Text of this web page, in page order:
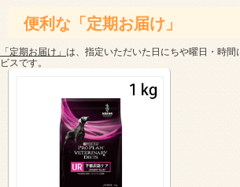
便利な「定期お届け」
「定期お届け」 は、指定いただいた日にちや曜日・時間
ビスです。